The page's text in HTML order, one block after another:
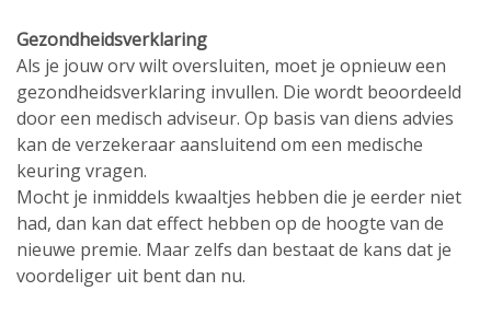
Gezondheidsverklaring
Als je jouw orv wilt oversluiten, moet je opnieuw een
gezondheidsverklaring invullen. Die wordt beoordeeld
door een medisch adviseur. Op basis van diens advies
kan de verzekeraar aansluitend om een medische
keuring vragen.
Mocht je inmiddels kwaaltjes hebben die je eerder niet
had, dan kan dat effect hebben op de hoogte van de
nieuwe premie. Maar zelfs dan bestaat de kans dat je
voordeliger uit bent dan nu.